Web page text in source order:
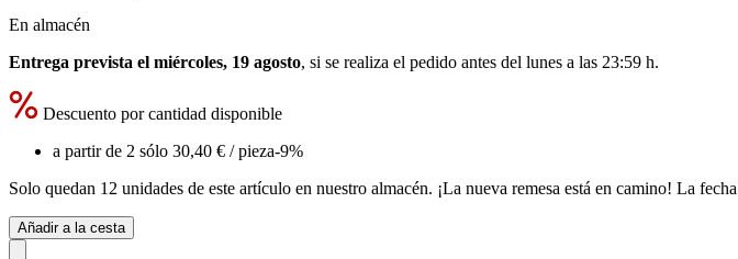
En almacén
Entrega prevista el miércoles, 19 agosto, si se realiza el pedido antes del lunes a las 23:59 h.
Descuento por cantidad disponible
a partir de 2 sólo 30,40 € / pieza-9%
Solo quedan 12 unidades de este artículo en nuestro almacén. ¡La nueva remesa está en camino! La
Añadir a la cesta